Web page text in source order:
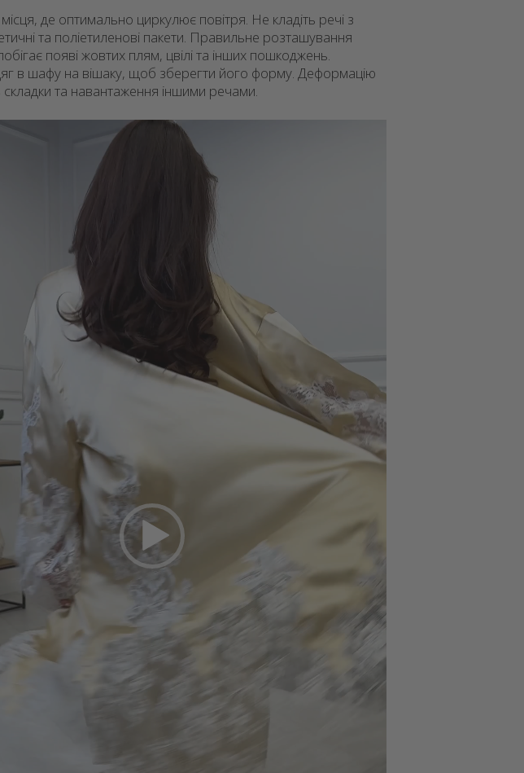
де оптимально циркулює повітря. Не кладіть речі з
та поліетиленові пакети. Правильне розташування
появі жовтих плям, цвілі та інших пошкоджень.
в шафу на вішаку, щоб зберегти його форму. Деформацію
та навантаження іншими речами.